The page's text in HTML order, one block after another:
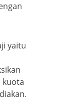
yaitu
kuota